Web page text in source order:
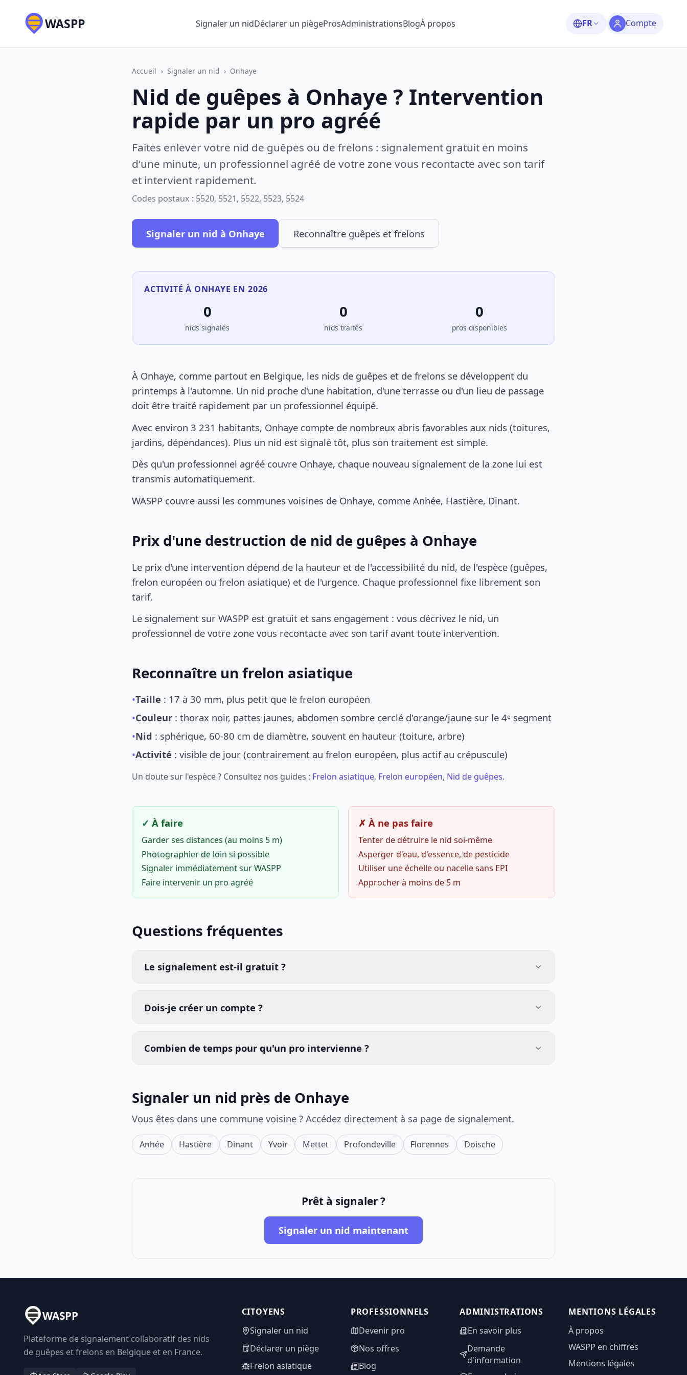
WASPP Signaler un nidDéclarer un piègeProsAdministrationsBlogÀ propos FR Compte
Accueil › Signaler un nid › Onhaye
Nid de guêpes à Onhaye ? Intervention
rapide par un pro agréé
Faites enlever votre nid de guêpes ou de frelons : signalement gratuit en moins
d'une minute, un professionnel agréé de votre zone vous recontacte avec son tarif
et intervient rapidement.
Codes postaux : 5520, 5521, 5522, 5523, 5524
Signaler un nid à Onhaye Reconnaître guêpes et frelons
ACTIVITÉ À ONHAYE EN 2026
0
nids signalés
0
nids traités
0
pros disponibles
À Onhaye, comme partout en Belgique, les nids de guêpes et de frelons se développent du
printemps à l'automne. Un nid proche d'une habitation, d'une terrasse ou d'un lieu de passage
doit être traité rapidement par un professionnel équipé.
Avec environ 3 231 habitants, Onhaye compte de nombreux abris favorables aux nids (toitures,
jardins, dépendances). Plus un nid est signalé tôt, plus son traitement est simple.
Dès qu'un professionnel agréé couvre Onhaye, chaque nouveau signalement de la zone lui est
transmis automatiquement.
WASPP couvre aussi les communes voisines de Onhaye, comme Anhée, Hastière, Dinant.
Prix d'une destruction de nid de guêpes à Onhaye
Le prix d'une intervention dépend de la hauteur et de l'accessibilité du nid, de l'espèce (guêpes,
frelon européen ou frelon asiatique) et de l'urgence. Chaque professionnel fixe librement son
tarif.
Le signalement sur WASPP est gratuit et sans engagement : vous décrivez le nid, un
professionnel de votre zone vous recontacte avec son tarif avant toute intervention.
Reconnaître un frelon asiatique
•Taille : 17 à 30 mm, plus petit que le frelon européen
•Couleur : thorax noir, pattes jaunes, abdomen sombre cerclé d'orange/jaune sur le 4ᵉ segment
•Nid : sphérique, 60-80 cm de diamètre, souvent en hauteur (toiture, arbre)
•Activité : visible de jour (contrairement au frelon européen, plus actif au crépuscule)
Un doute sur l'espèce ? Consultez nos guides : Frelon asiatique, Frelon européen, Nid de guêpes.
✓ À faire
Garder ses distances (au moins 5 m)
Photographier de loin si possible
Signaler immédiatement sur WASPP
Faire intervenir un pro agréé
✗ À ne pas faire
Tenter de détruire le nid soi-même
Asperger d'eau, d'essence, de pesticide
Utiliser une échelle ou nacelle sans EPI
Approcher à moins de 5 m
Questions fréquentes
Le signalement est-il gratuit ?
Dois-je créer un compte ?
Combien de temps pour qu'un pro intervienne ?
Signaler un nid près de Onhaye
Vous êtes dans une commune voisine ? Accédez directement à sa page de signalement.
Anhée Hastière Dinant Yvoir Mettet Profondeville Florennes Doische
Prêt à signaler ?
Signaler un nid maintenant
WASPP
Plateforme de signalement collaboratif des nids
de guêpes et frelons en Belgique et en France.
CITOYENS
Signaler un nid
Déclarer un piège
Frelon asiatique
PROFESSIONNELS
Devenir pro
Nos offres
Blog
ADMINISTRATIONS
En savoir plus
Demande
d'information
MENTIONS LÉGALES
À propos
WASPP en chiffres
Mentions légales